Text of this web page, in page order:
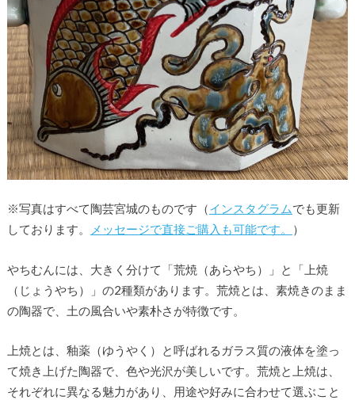
※写真はすべて陶芸宮城のものです（インスタグラムでも更新
しております。
メッセージで直接ご購入も可能です。 ）
やちむんには、大きく分けて「荒焼（あらやち）」と「上焼
（じょうやち）」の2種類があります。荒焼とは、素焼きのまま
の陶器で、土の風合いや素朴さが特徴です。
上焼とは、釉薬（ゆうやく）と呼ばれるガラス質の液体を塗っ
て焼き上げた陶器で、色や光沢が美しいです。荒焼と上焼は、
それぞれに異なる魅力があり、用途や好みに合わせて選ぶこと